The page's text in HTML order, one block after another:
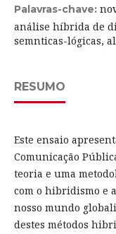
Palavras-chave:
análise híbrida de
semnticas-lógicas,
RESUMO
Este ensaio
Comunicação
teoria e uma
com o hibridismo e
nosso mundo
destes métodos